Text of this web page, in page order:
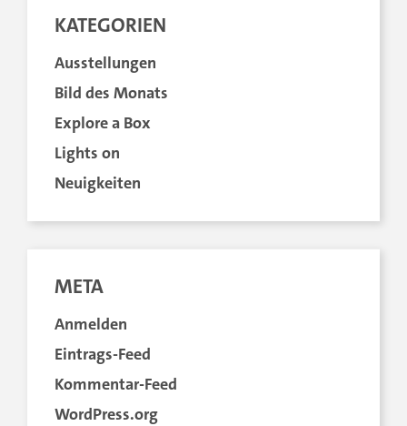
KATEGORIEN
Ausstellungen
Bild des Monats
Explore a Box
Lights on
Neuigkeiten
META
Anmelden
Eintrags-Feed
Kommentar-Feed
WordPress.org